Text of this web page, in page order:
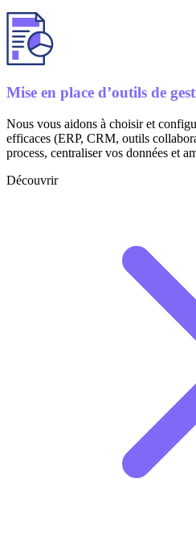
Mise en place d’outils de
Nous vous aidons à choisir et
efficaces (ERP, CRM, outils
process, centraliser vos données et
Découvrir